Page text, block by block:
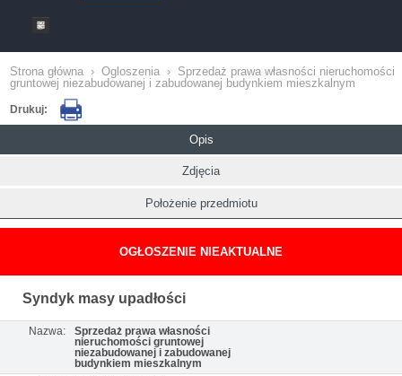
Strona główna › Ogloszenia › Sprzedaż prawa własności nieruchomości
gruntowej niezabudowanej i zabudowanej budynkiem mieszkalnym
Drukuj:
Opis
Zdjęcia
Położenie przedmiotu
OGŁOSZENIE NIEAKTUALNE
Syndyk masy upadłości
Nazwa:
Sprzedaż prawa własności
nieruchomości gruntowej
niezabudowanej i zabudowanej
budynkiem mieszkalnym